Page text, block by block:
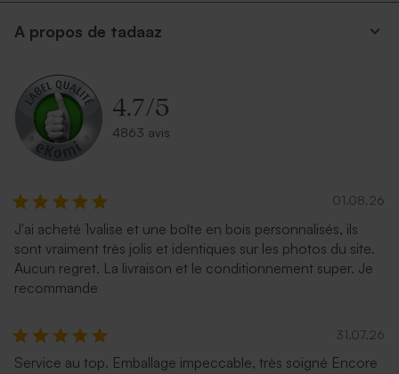
A propos de tadaaz
4.7/5
4863 avis
01.08.26
J'ai acheté 1valise et une boîte en bois personnalisés, ils
sont vraiment très jolis et identiques sur les photos du site.
Aucun regret. La livraison et le conditionnement super. Je
recommande
31.07.26
Service au top. Emballage impeccable, très soigné Encore